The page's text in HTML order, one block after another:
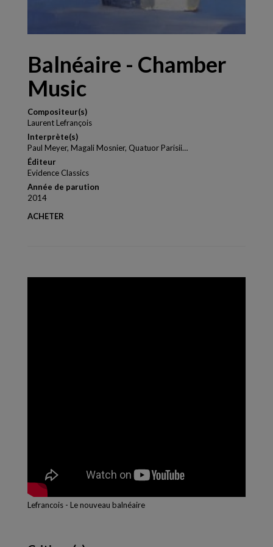
Balnéaire - Chamber
Music
Compositeur(s)
Laurent Lefrançois
Interprète(s)
Paul Meyer, Magali Mosnier, Quatuor Parisii…
Éditeur
Evidence Classics
Année de parution
2014
ACHETER
Lefrancois - Le nouveau balnéaire